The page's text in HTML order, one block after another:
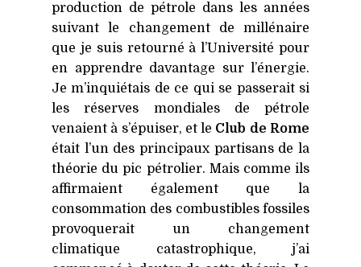
production de pétrole dans les années
suivant le changement de millénaire
que je suis retourné à l’Université pour
en apprendre davantage sur l’énergie.
Je m’inquiétais de ce qui se passerait si
les réserves mondiales de pétrole
venaient à s’épuiser, et le Club de Rome
était l’un des principaux partisans de la
théorie du pic pétrolier. Mais comme ils
affirmaient également que la
consommation des combustibles fossiles
provoquerait un changement
climatique catastrophique, j’ai